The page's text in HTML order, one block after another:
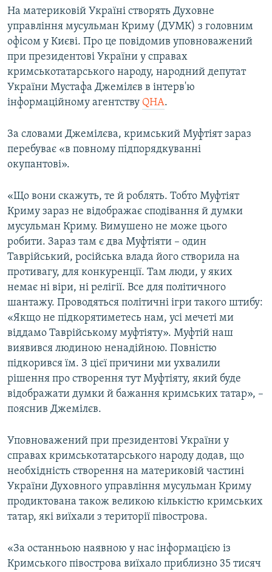
Усі сайти RFE/RL
На материковій Україні створять Духовне
управління мусульман Криму (ДУМК) з головним
офісом у Києві. Про це повідомив уповноважений
при президентові України у справах
кримськотатарського народу, народний депутат
України Мустафа Джемілєв в інтерв'ю
інформаційному агентству QHA.
За словами Джемілєва, кримський Муфтіят зараз
перебуває «в повному підпорядкуванні
окупантові».
«Що вони скажуть, те й роблять. Тобто Муфтіят
Криму зараз не відображає сподівання й думки
мусульман Криму. Вимушено не може цього
робити. Зараз там є два Муфтіяти – один
Таврійський, російська влада його створила на
противагу, для конкуренції. Там люди, у яких
немає ні віри, ні релігії. Все для політичного
шантажу. Проводяться політичні ігри такого штибу:
«Якщо не підкорятиметесь нам, усі мечеті ми
віддамо Таврійському муфтіяту». Муфтій наш
виявився людиною ненадійною. Повністю
підкорився їм. З цієї причини ми ухвалили
рішення про створення тут Муфтіяту, який буде
відображати думки й бажання кримських татар», –
пояснив Джемілєв.
Уповноважений при президентові України у
справах кримськотатарського народу додав, що
необхідність створення на материковій частині
України Духовного управління мусульман Криму
продиктована також великою кількістю кримських
татар, які виїхали з території півострова.
«За останньою наявною у нас інформацією із
Кримського півострова виїхало приблизно 35 тисяч